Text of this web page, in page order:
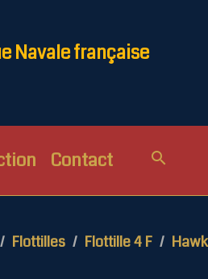
Navale française
Contact
Flottilles Flottille 4 F